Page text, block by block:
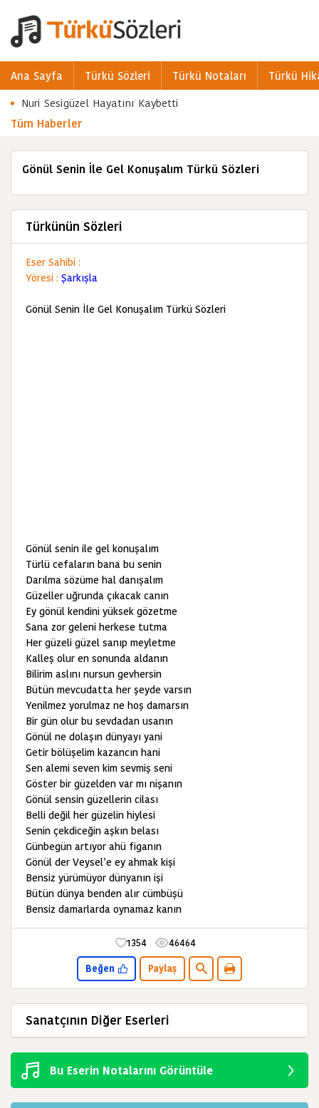
Ana Sayfa Türkü Sözleri Türkü Notaları
Türkü
Nuri Sesigüzel Hayatını Kaybetti
Tüm Haberler
Gönül Senin İle Gel Konuşalım Türkü Sözleri
Türkünün Sözleri
Eser Sahibi :
Yöresi : Şarkışla
Gönül Senin İle Gel Konuşalım Türkü Sözleri
Gönül senin ile gel konuşalım
Türlü cefaların bana bu senin
Darılma sözüme hal danışalım
Güzeller uğrunda çıkacak canın
Ey gönül kendini yüksek gözetme
Sana zor geleni herkese tutma
Her güzeli güzel sanıp meyletme
Kalleş olur en sonunda aldanın
Bilirim aslını nursun gevhersin
Bütün mevcudatta her şeyde varsın
Yenilmez yorulmaz ne hoş damarsın
Bir gün olur bu sevdadan usanın
Gönül ne dolaşın dünyayı yani
Getir bölüşelim kazancın hani
Sen alemi seven kim sevmiş seni
Göster bir güzelden var mı nişanın
Gönül sensin güzellerin cilası
Belli değil her güzelin hiylesi
Senin çekdiceğin aşkın belası
Günbegün artıyor ahü figanın
Gönül der Veysel’e ey ahmak kişi
Bensiz yürümüyor dünyanın işi
Bütün dünya benden alır cümbüşü
Bensiz damarlarda oynamaz kanın
1354 46464
Beğen Paylaş
Sanatçının Diğer Eserleri
Bu Eserin Notalarını Görüntüle